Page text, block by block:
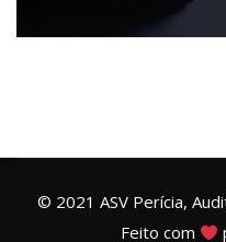
© 2021 ASV Perícia,
Feito com